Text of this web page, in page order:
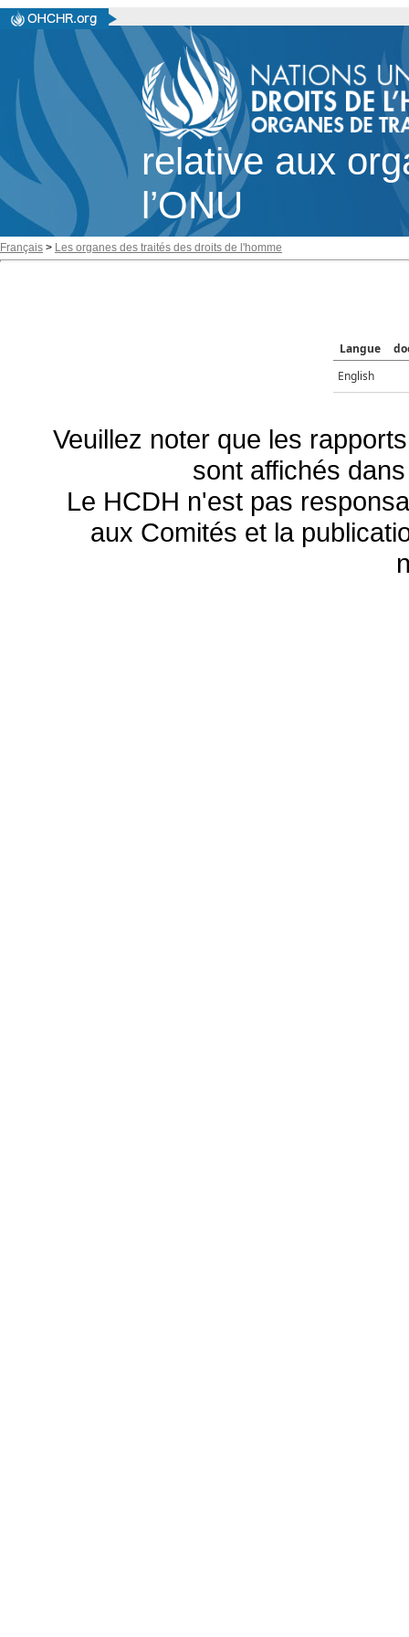
relative aux
l’ONU
Français > Les organes des traités des droits de l'homme
Langue
English
Veuillez noter que les
sont affichés
Le HCDH n'est pas
aux Comités et la